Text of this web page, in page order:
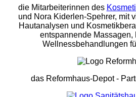
die Mitarbeiterinnen des
und Nora Kiderlen-Spehrer, mit
Hautanalysen und
entspannende Massagen,
Wellnessbehandlungen
das Reformhaus-Depot-